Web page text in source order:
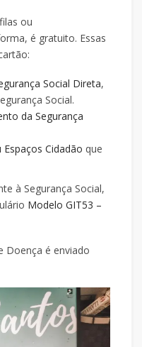
ou
é gratuito. Essas
Social Direta,
Social.
da Segurança
Cidadão que
à Segurança Social,
Modelo GIT53 –
Doença é enviado